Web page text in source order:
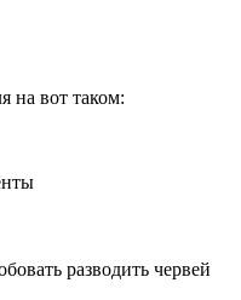
на вот таком:
разводить червей